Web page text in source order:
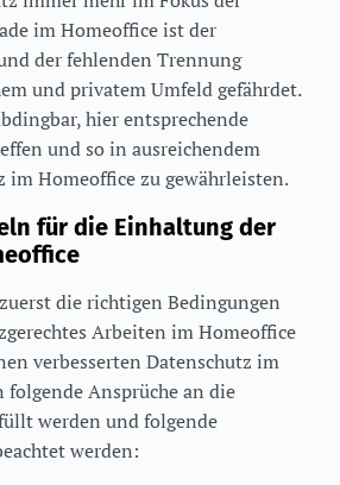
im Homeoffice ist der
der fehlenden Trennung
und privatem Umfeld gefährdet.
hier entsprechende
und so in ausreichendem
im Homeoffice zu gewährleisten.
für die Einhaltung der
die richtigen Bedingungen
Arbeiten im Homeoffice
verbesserten Datenschutz im
Ansprüche an die
werden und folgende
werden: